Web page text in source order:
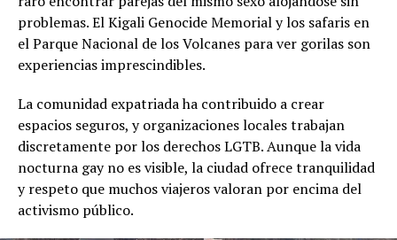
problemas. El Kigali Genocide Memorial y los safaris en
el Parque Nacional de los Volcanes para ver gorilas son
experiencias imprescindibles.
La comunidad expatriada ha contribuido a crear
espacios seguros, y organizaciones locales trabajan
discretamente por los derechos LGTB. Aunque la vida
nocturna gay no es visible, la ciudad ofrece tranquilidad
y respeto que muchos viajeros valoran por encima del
activismo público.